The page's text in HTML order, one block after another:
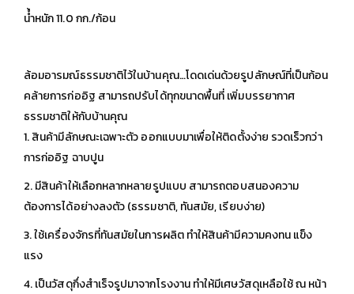
นํ้ำหนัก 11.0 กก./ก้อน
ล้อมอารมณ์ธรรมชาติไว้ในบ้านคุณ…โดดเด่นด้วยรูปลักษณ์ที่เป็นก้อน
คล้ายการก่ออิฐ สามารถปรับได้ทุกขนาดพื้นที่ เพิ่มบรรยากาศ
ธรรมชาติให้กับบ้านคุณ
1. สินค้ามีลักษณะเฉพาะตัว ออกแบบมาเพื่อให้ติดตั้งง่าย รวดเร็วกว่า
การก่ออิฐ ฉาบปูน
2. มีสินค้าให้เลือกหลากหลายรูปแบบ สามารถตอบสนองความ
ต้องการได้อย่างลงตัว (ธรรมชาติ, ทันสมัย, เรียบง่าย)
3. ใช้เครื่องจักรที่ทันสมัยในการผลิต ทำให้สินค้ามีความคงทน แข็ง
แรง
4. เป็นวัสดุกึ่งสำเร็จรูปมาจากโรงงาน ทำให้มีเศษวัสดุเหลือใช้ ณ หน้า